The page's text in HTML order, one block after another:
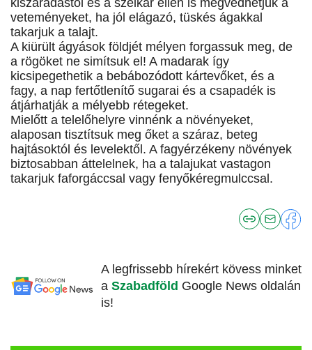
kiszáradástól és a szélkár ellen is megvédhetjük a
veteményeket, ha jól elágazó, tüskés ágakkal
takarjuk a talajt.
A kiürült ágyások földjét mélyen forgassuk meg, de
a rögöket ne simítsuk el! A madarak így
kicsipegethetik a bebábozódott kártevőket, és a
fagy, a nap fertőtlenítő sugarai és a csapadék is
átjárhatják a mélyebb rétegeket.
Mielőtt a telelőhelyre vinnénk a növényeket,
alaposan tisztítsuk meg őket a száraz, beteg
hajtásoktól és levelektől. A fagyérzékeny növények
biztosabban áttelelnek, ha a talajukat vastagon
takarjuk faforgáccsal vagy fenyőkéregmulccsal.
A legfrissebb hírekért kövess minket
a Szabadföld Google News oldalán
is!